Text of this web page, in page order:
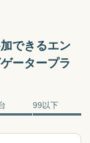
できるエン
ータープラ
99以下